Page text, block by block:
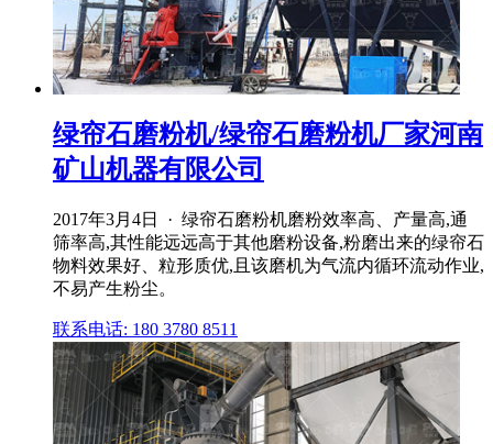
绿帘石磨粉机/绿帘石磨粉机厂家河南
矿山机器有限公司
2017年3月4日 · 绿帘石磨粉机磨粉效率高、产量高,通
筛率高,其性能远远高于其他磨粉设备,粉磨出来的绿帘石
物料效果好、粒形质优,且该磨机为气流内循环流动作业,
不易产生粉尘。
联系电话: 180 3780 8511